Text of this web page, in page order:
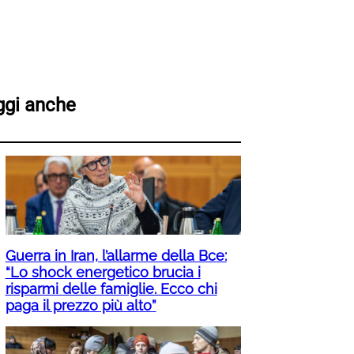
anche
Guerra in Iran, l’allarme della Bce:
“Lo shock energetico brucia i
risparmi delle famiglie. Ecco chi
paga il prezzo più alto”